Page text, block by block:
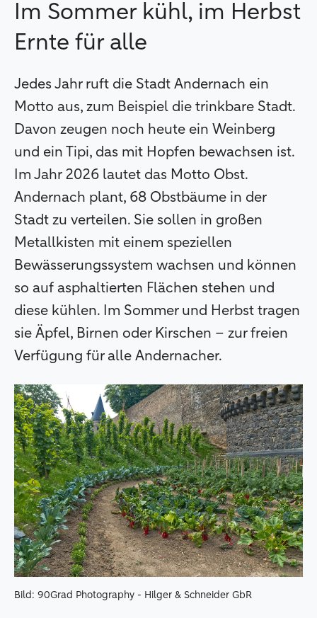
Im Sommer kühl, im Herbst
Ernte für alle
Jedes Jahr ruft die Stadt Andernach ein
Motto aus, zum Beispiel die trinkbare Stadt.
Davon zeugen noch heute ein Weinberg
und ein Tipi, das mit Hopfen bewachsen ist.
Im Jahr 2026 lautet das Motto Obst.
Andernach plant, 68 Obstbäume in der
Stadt zu verteilen. Sie sollen in großen
Metallkisten mit einem speziellen
Bewässerungssystem wachsen und können
so auf asphaltierten Flächen stehen und
diese kühlen. Im Sommer und Herbst tragen
sie Äpfel, Birnen oder Kirschen – zur freien
Verfügung für alle Andernacher.
Bild: 90Grad Photography - Hilger & Schneider GbR